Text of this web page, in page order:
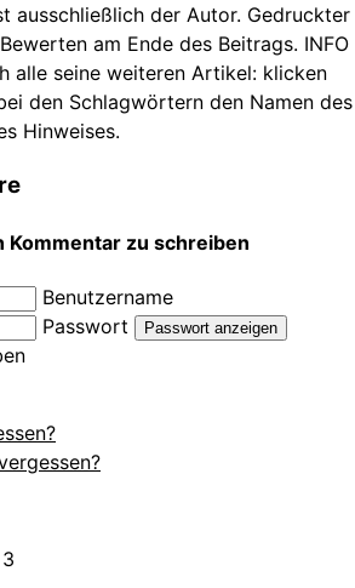
ausschließlich der Autor. Gedruckter
am Ende des Beitrags. INFO
alle seine weiteren Artikel: klicken
den Schlagwörtern den Namen des
Hinweises.
Kommentar zu schreiben
Benutzername
Passwort
Passwort anzeigen